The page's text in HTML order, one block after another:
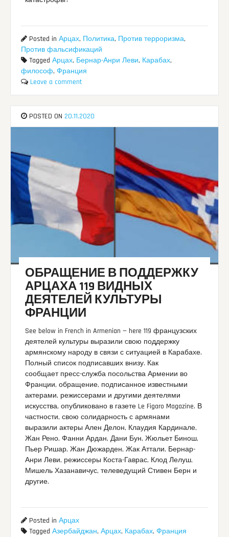
Posted inАрцах, Политика, Против терроризма,
Против фальсификаций
TaggedАрцах, Бернар-Анри Леви, Карабах,
философ,Франция
Leave a comment
POSTED ON 20.11.2020
ОБРАЩЕНИЕ В ПОДДЕРЖКУ
АРЦАХА 119 ВИДНЫХ
ДЕЯТЕЛЕЙ КУЛЬТУРЫ
ФРАНЦИИ
See below in French in Armenian — here 119 французских
деятелей культуры выразили свою поддержку
армянскому народу в связи с ситуацией в Карабахе.
Полный список подписавших внизу. Как
сообщает пресс-служба посольства Армении во
Франции, обращение, подписанное известными
актерами, режиссерами и другими деятелями
искусства, опубликовано в газете Le Figaro Magazine. В
частности, свою солидарность с армянами
выразили актеры Ален Делон, Клаудия Кардинале,
Жан Рено, Фанни Ардан, Дани Бун, Жюльет Бинош,
Пьер Ришар, Жан Дюжарден, Жак Аттали, Бернар-
Анри Леви, режиссеры Коста-Гаврас, Клод Лелуш,
Мишель Хазанавичус, телеведущий Стивен Берн и
другие.
Posted inАрцах
TaggedАзербайджан,Арцах, Карабах,Франция